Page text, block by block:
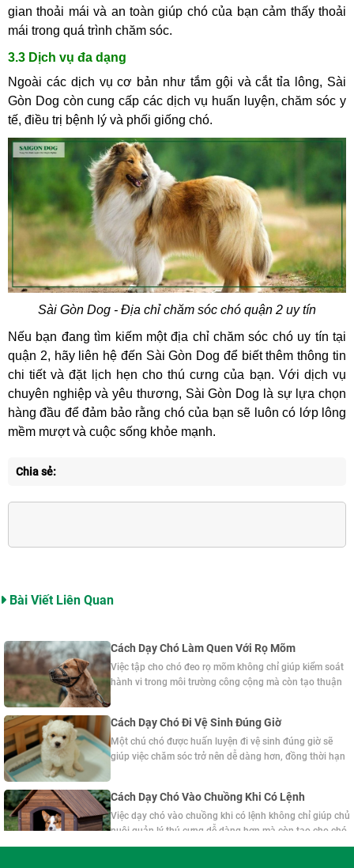
gian thoải mái và an toàn giúp chó của bạn cảm thấy thoải
mái trong quá trình chăm sóc.
3.3 Dịch vụ đa dạng
Ngoài các dịch vụ cơ bản như tắm gội và cắt tỉa lông, Sài
Gòn Dog còn cung cấp các dịch vụ huấn luyện, chăm sóc y
tế, điều trị bệnh lý và phối giống chó.
Sài Gòn Dog - Địa chỉ chăm sóc chó quận 2 uy tín
Nếu bạn đang tìm kiếm một địa chỉ chăm sóc chó uy tín tại
quận 2, hãy liên hệ đến Sài Gòn Dog để biết thêm thông tin
chi tiết và đặt lịch hẹn cho thú cưng của bạn. Với dịch vụ
chuyên nghiệp và yêu thương, Sài Gòn Dog là sự lựa chọn
hàng đầu để đảm bảo rằng chó của bạn sẽ luôn có lớp lông
mềm mượt và cuộc sống khỏe mạnh.
Chia sẻ:
Bài Viết Liên Quan
Cách Dạy Chó Làm Quen Với Rọ Mõm
Việc tập cho chó đeo rọ mõm không chỉ giúp kiểm soát
hành vi trong môi trường công cộng mà còn tạo thuận
mõm, giúp thú cưng thích nghi một cách tự nhiên, giảm
căng thẳng và hợp tác tốt hơn.
Cách Dạy Chó Đi Vệ Sinh Đúng Giờ
Một chú chó được huấn luyện đi vệ sinh đúng giờ sẽ
giúp việc chăm sóc trở nên dễ dàng hơn, đồng thời hạn
sinh đúng giờ hiệu quả, giúp thú cưng nhanh chóng
hình thành thói quen tốt.
Cách Dạy Chó Vào Chuồng Khi Có Lệnh
Việc dạy chó vào chuồng khi có lệnh không chỉ giúp chủ
nuôi quản lý thú cưng dễ dàng hơn mà còn tạo cho chó
thói quen sinh hoạt khoa học và cảm giác an toàn. Ở